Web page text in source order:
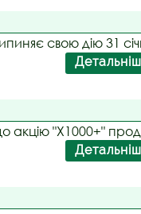
свою дію 31
акцію "Х1000+"